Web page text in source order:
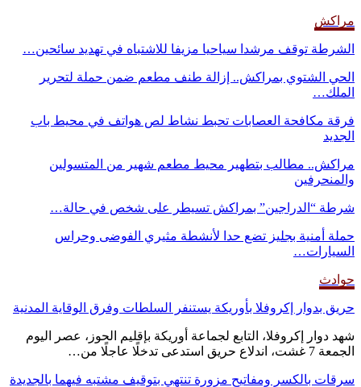
مراكش
الشرطة توقف مرشدا سياحيا مزيفا للاشتباه في تهديد سائحين…
الحي الشتوي بمراكش.. إزالة طنف مطعم ضمن حملة لتحرير
الملك…
فرقة مكافحة العصابات تحبط نشاط لص هواتف في محيط باب
الجديد
مراكش.. مطالب بتطهير محيط مطعم شهير من المتسولين
والمنحرفين
شرطة “الدراجين” بمراكش تسيطر على شخص في حالة…
حملة أمنية بجليز تضع حدا لأنشطة مثيري الفوضى وحراس
السيارات…
حوادث
حريق بدوار إكروفلا بأوريكة يستنفر السلطات وفرق الوقاية المدنية
شهد دوار إكروفلا، التابع لجماعة أوريكة بإقليم الحوز، عصر اليوم
الجمعة 7 غشت، اندلاع حريق استدعى تدخلًا عاجلًا من…
سرقات بالكسر ومفاتيح مزورة تنتهي بتوقيف مشتبه فيهما بالجديدة